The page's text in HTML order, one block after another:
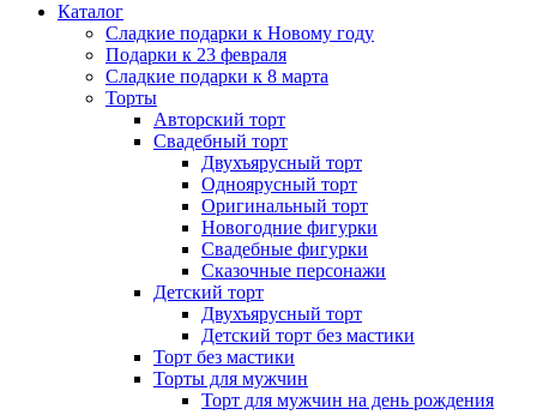
Каталог
Сладкие подарки к Новому году
Подарки к 23 февраля
Сладкие подарки к 8 марта
Торты
Авторский торт
Свадебный торт
Двухъярусный торт
Одноярусный торт
Оригинальный торт
Новогодние фигурки
Свадебные фигурки
Сказочные персонажи
Детский торт
Двухъярусный торт
Детский торт без мастики
Торт без мастики
Торты для мужчин
Торт для мужчин на день рождения